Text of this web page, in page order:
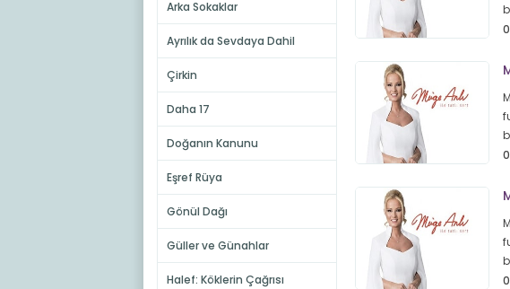
Arka Sokaklar
Ayrılık da Sevdaya Dahil
Çirkin
Daha 17
Doğanın Kanunu
Eşref Rüya
Gönül Dağı
Güller ve Günahlar
Halef: Köklerin Çağrısı